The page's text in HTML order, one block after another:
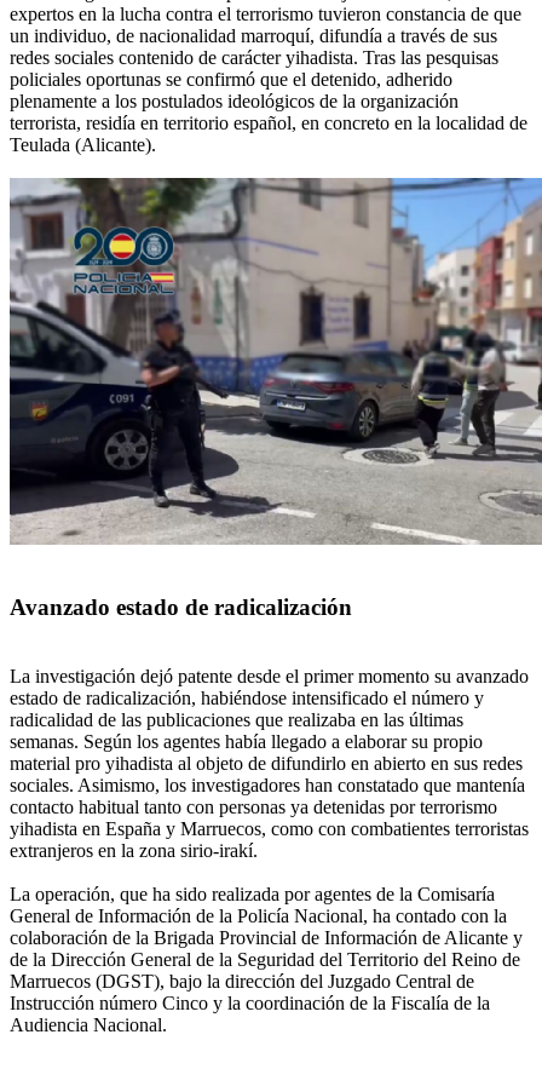
expertos en la lucha contra el terrorismo tuvieron constancia de que
un individuo, de nacionalidad marroquí, difundía a través de sus
redes sociales contenido de carácter yihadista. Tras las pesquisas
policiales oportunas se confirmó que el detenido, adherido
plenamente a los postulados ideológicos de la organización
terrorista, residía en territorio español, en concreto en la localidad de
Teulada (Alicante).
Avanzado estado de radicalización
La investigación dejó patente desde el primer momento su avanzado
estado de radicalización, habiéndose intensificado el número y
radicalidad de las publicaciones que realizaba en las últimas
semanas. Según los agentes había llegado a elaborar su propio
material pro yihadista al objeto de difundirlo en abierto en sus redes
sociales. Asimismo, los investigadores han constatado que mantenía
contacto habitual tanto con personas ya detenidas por terrorismo
yihadista en España y Marruecos, como con combatientes terroristas
extranjeros en la zona sirio-irakí.
La operación, que ha sido realizada por agentes de la Comisaría
General de Información de la Policía Nacional, ha contado con la
colaboración de la Brigada Provincial de Información de Alicante y
de la Dirección General de la Seguridad del Territorio del Reino de
Marruecos (DGST), bajo la dirección del Juzgado Central de
Instrucción número Cinco y la coordinación de la Fiscalía de la
Audiencia Nacional.